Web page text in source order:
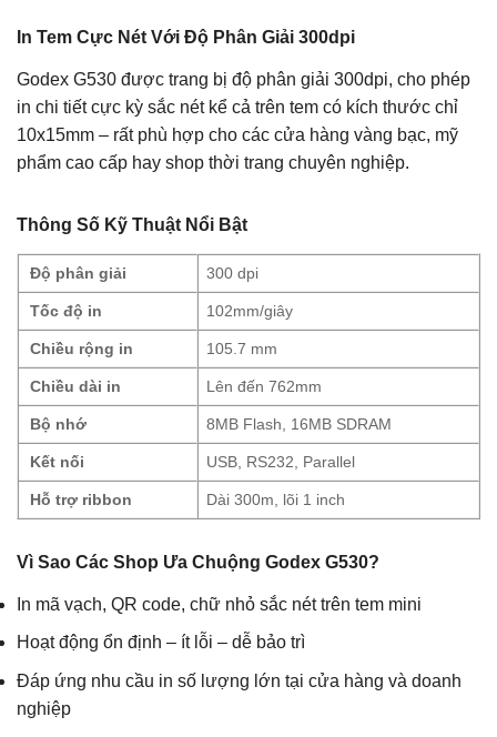
In Tem Cực Nét Với Độ Phân Giải 300dpi
Godex G530 được trang bị độ phân giải 300dpi, cho phép
in chi tiết cực kỳ sắc nét kể cả trên tem có kích thước chỉ
10x15mm – rất phù hợp cho các cửa hàng vàng bạc, mỹ
phẩm cao cấp hay shop thời trang chuyên nghiệp.
Thông Số Kỹ Thuật Nổi Bật
Độ phân giải 300 dpi
Tốc độ in 102mm/giây
Chiều rộng in 105.7 mm
Chiều dài in Lên đến 762mm
Bộ nhớ 8MB Flash, 16MB SDRAM
Kết nối USB, RS232, Parallel
Hỗ trợ ribbon Dài 300m, lõi 1 inch
Vì Sao Các Shop Ưa Chuộng Godex G530?
In mã vạch, QR code, chữ nhỏ sắc nét trên tem mini
Hoạt động ổn định – ít lỗi – dễ bảo trì
Đáp ứng nhu cầu in số lượng lớn tại cửa hàng và doanh
nghiệp